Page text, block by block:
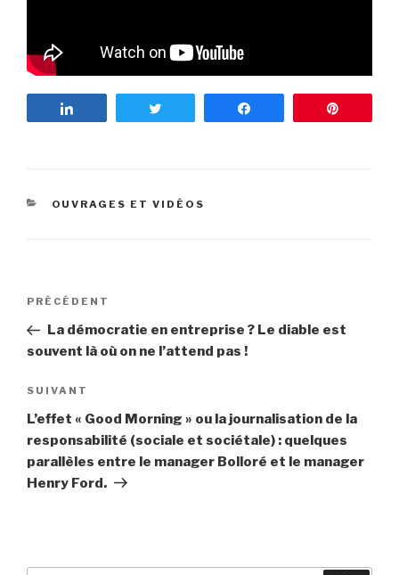
CATÉGORIES
OUVRAGES ET VIDÉOS
Navigation
l’article
Article
précédent
PRÉCÉDENT
La démocratie en entreprise ? Le diable est
souvent là où on ne l’attend pas !
Article
suivant
SUIVANT
L’effet « Good Morning » ou la journalisation de la
responsabilité (sociale et sociétale) : quelques
parallèles entre le manager Bolloré et le manager
Henry Ford.